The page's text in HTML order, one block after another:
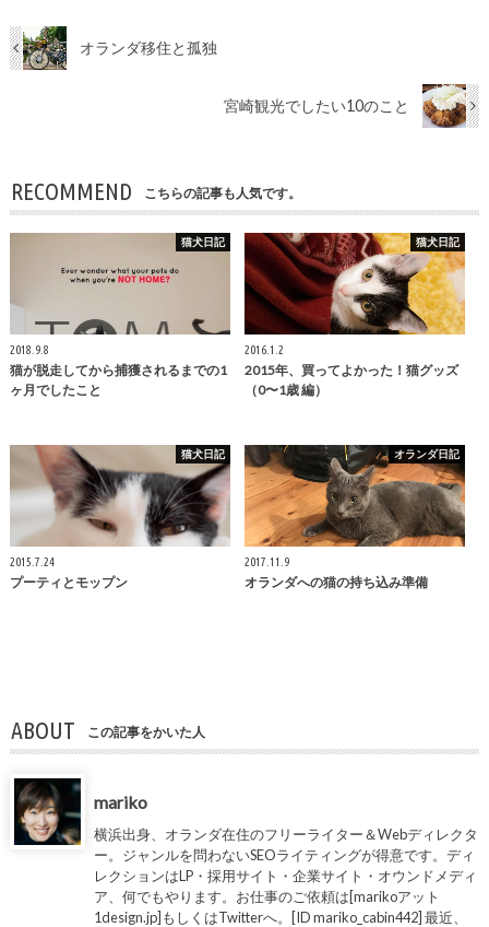
オランダ移住と孤独
宮崎観光でしたい10のこと
RECOMMEND こちらの記事も人気です。
猫犬日記
2018.9.8
猫が脱走してから捕獲されるまでの1
ヶ月でしたこと
猫犬日記
2016.1.2
2015年、買ってよかった！猫グッズ
（0〜1歳 編）
猫犬日記
2015.7.24
プーティとモップン
オランダ日記
2017.11.9
オランダへの猫の持ち込み準備
ABOUT この記事をかいた人
mariko
横浜出身、オランダ在住のフリーライター＆Webディレクタ
ー。ジャンルを問わないSEOライティングが得意です。ディ
レクションはLP・採用サイト・企業サイト・オウンドメディ
ア、何でもやります。お仕事のご依頼は[marikoアット
1design.jp]もしくはTwitterへ。[ID mariko_cabin442] 最近、